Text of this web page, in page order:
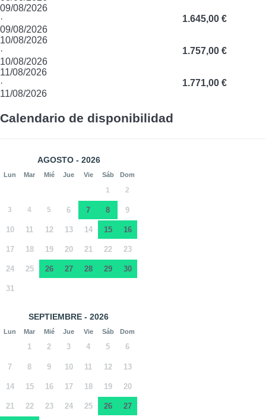
09/08/2026
·
09/08/2026
1.645,00 €
10/08/2026
·
10/08/2026
1.757,00 €
11/08/2026
·
11/08/2026
1.771,00 €
Calendario de disponibilidad
AGOSTO - 2026
Lun Mar Mié Jue Vie Sáb Dom
1 2
3 4 5 6 7 8 9
10 11 12 13 14 15 16
17 18 19 20 21 22 23
24 25 26 27 28 29 30
31
SEPTIEMBRE - 2026
Lun Mar Mié Jue Vie Sáb Dom
1 2 3 4 5 6
7 8 9 10 11 12 13
14 15 16 17 18 19 20
21 22 23 24 25 26 27